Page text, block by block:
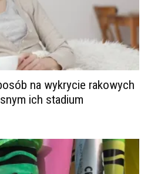
na wykrycie rakowych
ich stadium